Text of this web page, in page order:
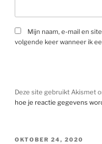
Mijn naam, e-mail en
volgende keer wanneer ik
Deze site gebruikt Akismet
hoe je reactie gegevens
GEPLAATST
OKTOBER 24, 2020